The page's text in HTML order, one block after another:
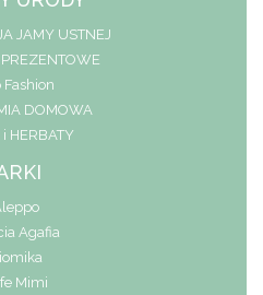
JAMY USTNEJ
Fashion
DOMOWA
HERBATY
Agafia
Mimi